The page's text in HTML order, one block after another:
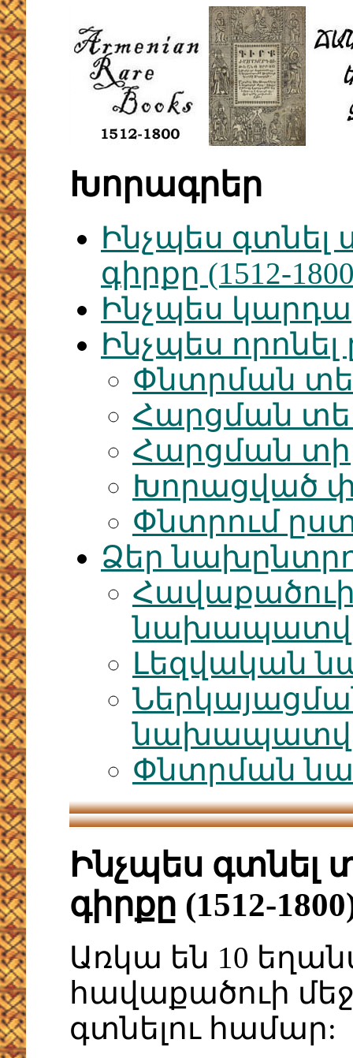
Խորագրեր
Ինչպես գտնել
գիրքը (1512-
Ինչպես
Ինչպես
Փնտրման
Հարցման
Հարցման
Խորացված
Փնտրում
Ձեր
Լեզվական
Փնտրման
Ինչպես գտնել
գիրքը (1512-
Առկա են 10
հավաքածուի
գտնելու համար: